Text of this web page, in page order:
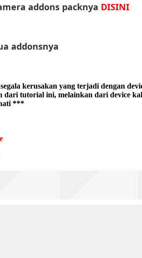
addons packnya DISINI
addonsnya
kerusakan yang terjadi dengan
tutorial ini, melainkan dari device
***